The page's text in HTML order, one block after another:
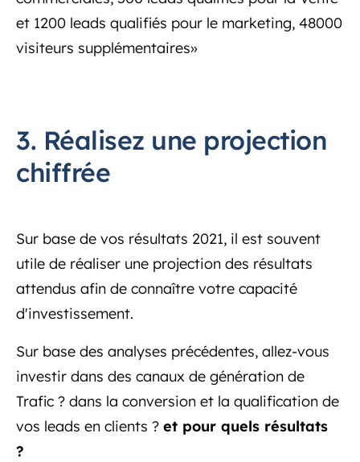
et 1200 leads qualifiés pour le marketing, 48000
visiteurs supplémentaires»
3. Réalisez une projection
chiffrée
Sur base de vos résultats 2021, il est souvent
utile de réaliser une projection des résultats
attendus afin de connaître votre capacité
d'investissement.
Sur base des analyses précédentes, allez-vous
investir dans des canaux de génération de
Trafic ? dans la conversion et la qualification de
vos leads en clients ? et pour quels résultats
?